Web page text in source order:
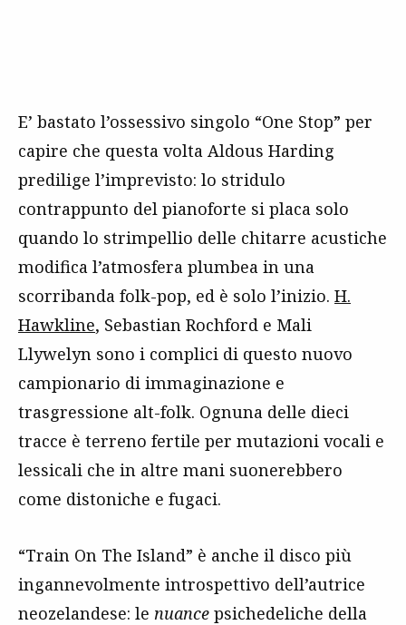
E’ bastato l’ossessivo singolo “One Stop” per
capire che questa volta Aldous Harding
predilige l’imprevisto: lo stridulo
contrappunto del pianoforte si placa solo
quando lo strimpellio delle chitarre acustiche
modifica l’atmosfera plumbea in una
scorribanda folk-pop, ed è solo l’inizio. H.
Hawkline, Sebastian Rochford e Mali
Llywelyn sono i complici di questo nuovo
campionario di immaginazione e
trasgressione alt-folk. Ognuna delle dieci
tracce è terreno fertile per mutazioni vocali e
lessicali che in altre mani suonerebbero
come distoniche e fugaci.
“Train On The Island” è anche il disco più
ingannevolmente introspettivo dell’autrice
neozelandese: le nuance psichedeliche della